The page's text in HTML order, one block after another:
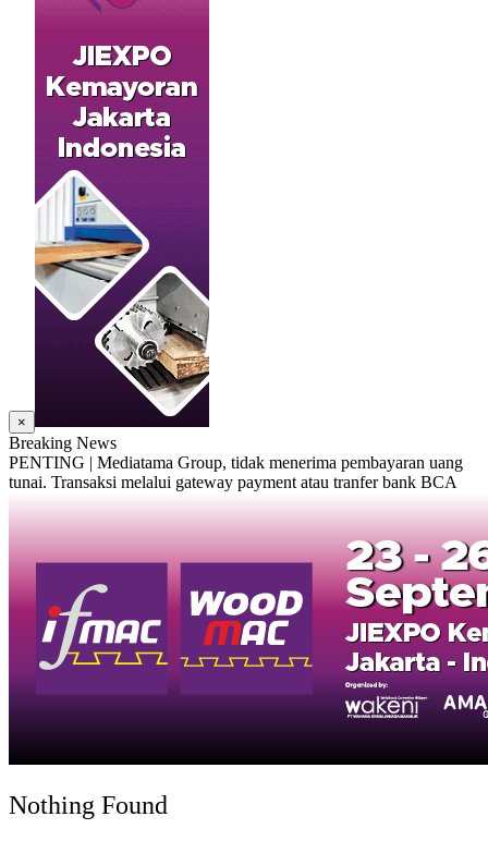
×
Breaking News
PENTING | Mediatama Group, tidak menerima pembayaran uang
tunai. Transaksi melalui gateway payment atau tranfer bank BCA
Nothing Found